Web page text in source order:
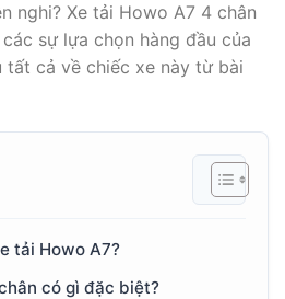
nghi? Xe tải Howo A7 4 chân
sự lựa chọn hàng đầu của
tất cả về chiếc xe này từ bài
tải Howo A7?
có gì đặc biệt?